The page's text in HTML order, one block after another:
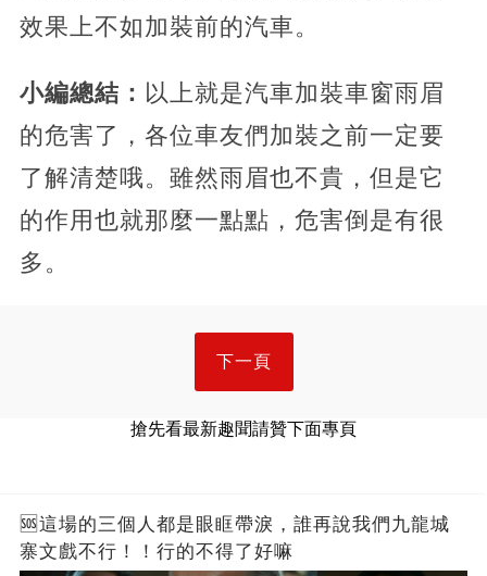
效果上不如加裝前的汽車。
小編總結： 以上就是汽車加裝車窗雨眉
的危害了，各位車友們加裝之前一定要
了解清楚哦。雖然雨眉也不貴，但是它
的作用也就那麼一點點，危害倒是有很
多。
下一頁
搶先看最新趣聞請贊下面專頁
🆘這場的三個人都是眼眶帶淚，誰再說我們九龍城
寨文戲不行！！行的不得了好嘛